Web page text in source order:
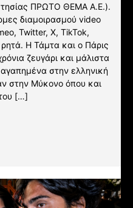
ΠΡΩΤΟ ΘΕΜΑ A.E.).
διαμοιρασμού video
Twitter, X, TikTok,
Η Τάμτα και ο Πάρις
ζευγάρι και μάλιστα
στην ελληνική
στην Μύκονο όπου και
[…]